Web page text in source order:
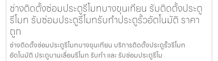
ช่างติดตั้งซ่อมประตูรีโมทบางขุนเทียน รับติดตั้งประตู
รีโมท รับซ่อมประตูรีโมทรับทำประตูรั้วอัตโนมัติ ราคา
ถูก
ช่างติดตั้งซ่อมประตูรีโมทบางขุนเทียน บริการติดตั้งประตูรั้วรีโมท
อัตโนมัติ ประตูบานเลื่อนรีโมท รับทำ และ รับซ่อมประตูรีโม